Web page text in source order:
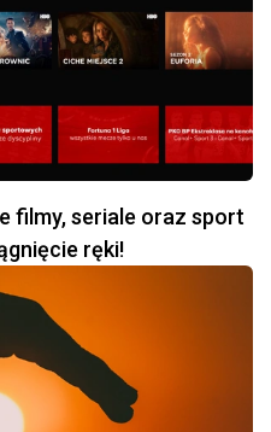
filmy, seriale oraz sport
ręki!